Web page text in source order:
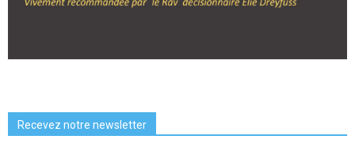
Recevez notre newsletter